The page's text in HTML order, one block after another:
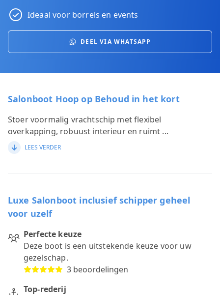
Ideaal voor borrels en events
DEEL VIA WHATSAPP
Salonboot Hoop op Behoud in het kort
Stoer voormalig vrachtschip met flexibel
overkapping, robuust interieur en ruimt ...
LEES VERDER
Luxe Salonboot inclusief schipper geheel
voor uzelf
Perfecte keuze
Deze boot is een uitstekende keuze voor uw
gezelschap.
3 beoordelingen
Top-rederij